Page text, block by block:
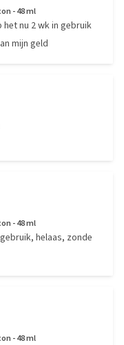
- 48 ml
nu 2 wk in gebruik
mijn geld
- 48 ml
helaas, zonde
- 48 ml